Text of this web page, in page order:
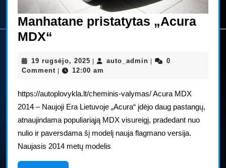
Manhatane pristatytas „Acura
MDX“
„Acura
19 rugsėjo, 2025 19
rugsėjo,
auto_admin auto_admin
0
Comment
12:00 am
https://autoplovykla.lt/cheminis-valymas/ Acura MDX
2014 – Naujoji Era Lietuvoje „Acura“ įdėjo daug pastangų,
atnaujindama populiariąją MDX visureigį, pradedant nuo
nulio ir paversdama šį modelį nauja flagmano versija.
Naujasis 2014 metų modelis